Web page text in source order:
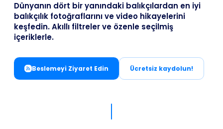
Dünyanın dört bir yanındaki balıkçılardan en iyi
balıkçılık fotoğraflarını ve video hikayelerini
keşfedin. Akıllı filtreler ve özenle seçilmiş
içeriklerle.
Beslemeyi Ziyaret Edin Ücretsiz kaydolun!